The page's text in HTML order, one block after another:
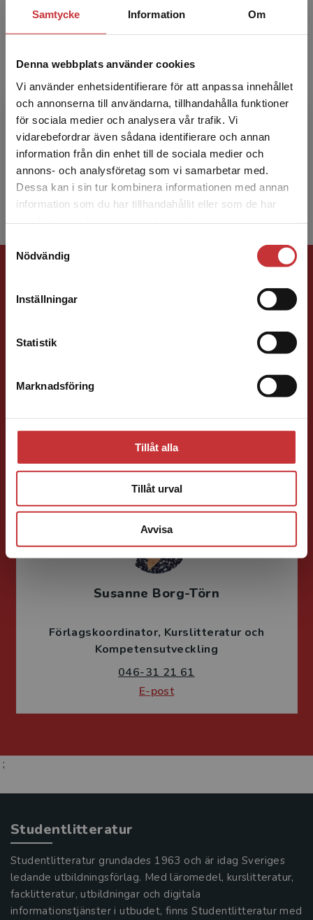
Samtycke Information Om
Denna webbplats använder cookies
Vi använder enhetsidentifierare för att anpassa innehållet
och annonserna till användarna, tillhandahålla funktioner
för sociala medier och analysera vår trafik. Vi
vidarebefordrar även sådana identifierare och annan
information från din enhet till de sociala medier och
annons- och analysföretag som vi samarbetar med.
Dessa kan i sin tur kombinera informationen med annan
information som du har tillhandahållit eller som de har
Nödvändig
Inställningar
Statistik
Marknadsföring
Tillåt alla
Tillåt urval
Avvisa
Begränsad fraktregion
Det verkar som att du besöker
studentlitteratur.se via en enhet utanför Sverige.
Vi erbjuder inte leveranser utanför Sverige. För
att kunna slutföra ett köp måste
Joakim Nergelius
Joakim Nergelius har tjänstgjort vid EG-
domstolen och EU:s regionkommitté och är
sedan 2003 professor i rättsvetenskap vid
Örebro universitet samt ...
Juridik, kriminologi och polis
Susanne Borg-Törn
Förlagskoordinator Kurslitteratur och
Kompetensutveckling
046-31 21 61
E-post
;
Studentlitteratur
Studentlitteratur grundades 1963 och är idag Sveriges
ledande utbildningsförlag. Med läromedel, kurslitteratur,
facklitteratur, utbildningar och digitala
informationstjänster i utbudet, finns Studentlitteratur med